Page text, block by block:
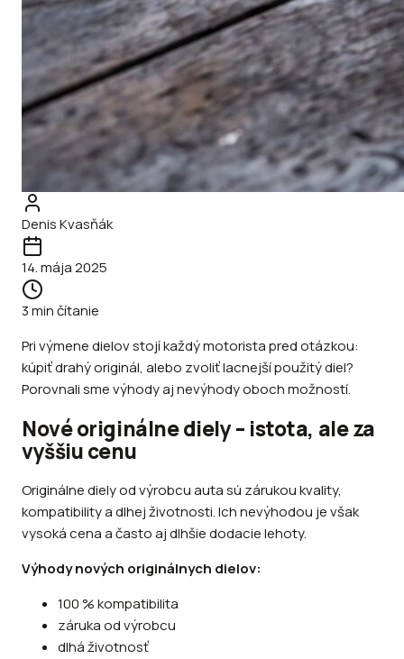
Denis Kvasňák
14. mája 2025
3min čítanie
Pri výmene dielov stojí každý motorista pred otázkou:
kúpiť drahý originál, alebo zvoliť lacnejší použitý diel?
Porovnali sme výhody aj nevýhody oboch možností.
Nové originálne diely – istota, ale za
vyššiu cenu
Originálne diely od výrobcu auta sú zárukou kvality,
kompatibility a dlhej životnosti. Ich nevýhodou je však
vysoká cena a často aj dlhšie dodacie lehoty.
Výhody nových originálnych dielov:
100 % kompatibilita
záruka od výrobcu
dlhá životnosť